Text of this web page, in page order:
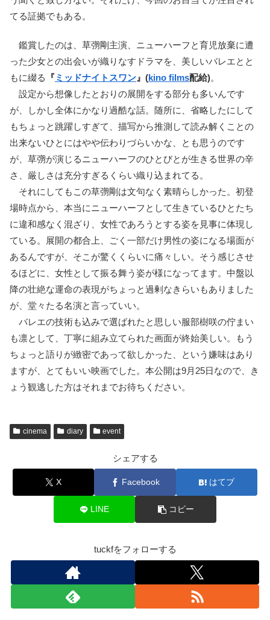
てる証拠でもある。
鑑賞したのは、草彅剛主演、ニューハーフと育児放棄に遭
った少女との出会いが織りなすドラマを、美しいバレエとと
もに綴る
『 ミッドナイトスワン 』(kino films配給)。
設定から想像したとおりの展開をする部分も多いんです
が、しかし全体にかなり過酷な話。随所に、省略したにして
もちょっと跳躍しすぎて、描写から推測して読み解くことの
出来ないひとにはやや伝わりづらいかな、とも思うのです
が、草彅が演じるニューハーフのひとびとが生きる世界の辛
さ、厳しさは充分すぎるくらい織り込まれてる。
それにしてもこの草彅剛は文句なく素晴らしかった。初登
場時点から、本当にニューハーフとして生きているひとたち
に違和感なく混ざり、女性であろうとする姿を見事に体現し
ている。展開の都合上、ごく一部だけ男性の姿になる場面が
あるんですが、そこが驚くくらいに痛々しい。そう感じさせ
るほどに、女性として振る舞う姿が様になってます。中盤以
降の壮絶な運命の表現がちょっと過剰なきらいもありました
が、堂々たる名演と言っていい。
バレエの技術も込みで選ばれたと思しい服部樹咲の佇まい
も凛として、丁寧に組み立てられた画面が終始美しい。もう
ちょっと語りが緻密であって欲しかった、という嫌味はあり
ますが、とてもいい映画でした。本公開は9月25日なので、き
ょう観逃した方はそれまでお待ちください。
cinema diary event
シェアする
X Facebook はてブ
LINE コピー
tuckfをフォローする